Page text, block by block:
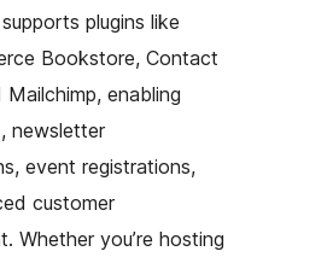
plugins like
Bookstore, Contact
Mailchimp, enabling
newsletter
event registrations,
customer
Whether you’re hosting